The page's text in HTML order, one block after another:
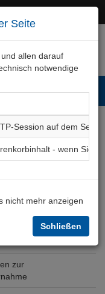
Seite
allen darauf
notwendige
Session auf dem Server
- wenn Sie
nicht mehr anzeigen
Schließen
(kurz)
(kurz)
zur